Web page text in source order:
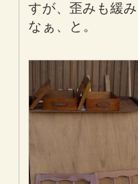
すが、歪みも緩
なぁ、と。